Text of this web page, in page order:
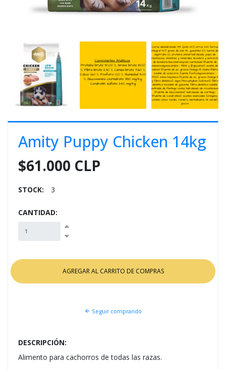
Amity Puppy Chicken 14kg
$61.000 CLP
STOCK: 3
CANTIDAD:
Seguir comprando
DESCRIPCIÓN:
Alimento para cachorros de todas las razas.